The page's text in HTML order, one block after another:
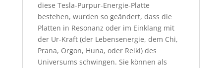
diese Tesla-Purpur-Energie-Platte
bestehen, wurden so geändert, dass die
Platten in Resonanz oder im Einklang mit
der Ur-Kraft (der Lebensenergie, dem Chi,
Prana, Orgon, Huna, oder Reiki) des
Universums schwingen. Sie können als